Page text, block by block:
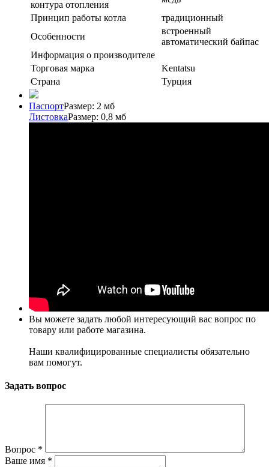
контура отопления
Принцип работы котла
традиционный
Особенности
встроенный
автоматический байпас
Информация о производителе
Торговая марка
Kentatsu
Страна
Турция
ПаспортРазмер: 2 мб
ЛистовкаРазмер: 0,8 мб
Вы можете задать любой интересующий вас вопрос по
товару или работе магазина.
Наши квалифицированные специалисты обязательно
вам помогут.
Задать вопрос
Вопрос *
Ваше имя *